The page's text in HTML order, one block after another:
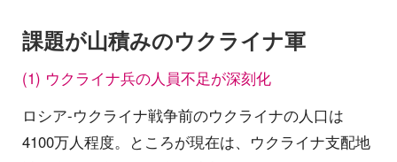
課題が山積みのウクライナ軍
(1) ウクライナ兵の人員不足が深刻化
ロシア-ウクライナ戦争前のウクライナの人口は
4100万人程度。ところが現在は、ウクライナ支配地